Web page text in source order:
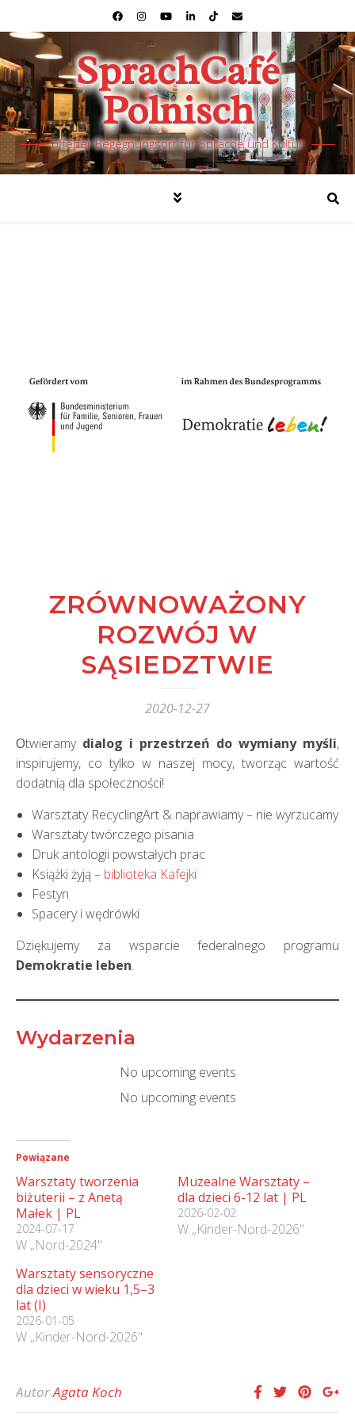
SprachCafé
Polnisch
offener Begegnungsort für Sprache und Kultur
ZRÓWNOWAŻONY
ROZWÓJ W
SĄSIEDZTWIE
2020-12-27
Otwieramy dialog i przestrzeń do wymiany myśli,
inspirujemy, co tylko w naszej mocy, tworząc wartość
dodatnią dla społeczności!
Warsztaty RecyclingArt & naprawiamy – nie wyrzucamy
Warsztaty twórczego pisania
Druk antologii powstałych prac
Książki żyją – biblioteka Kafejki
Festyn
Spacery i wędrówki
Dziękujemy za wsparcie federalnego programu
Demokratie leben.
Wydarzenia
No upcoming events
No upcoming events
Powiązane
Warsztaty tworzenia
biżuterii – z Anetą
Małek | PL
2024-07-17
W „Nord-2024"
Muzealne Warsztaty –
dla dzieci 6-12 lat | PL
2026-02-02
W „Kinder-Nord-2026"
Warsztaty sensoryczne
dla dzieci w wieku 1,5–3
lat (I)
2026-01-05
W „Kinder-Nord-2026"
AutorAgata Koch